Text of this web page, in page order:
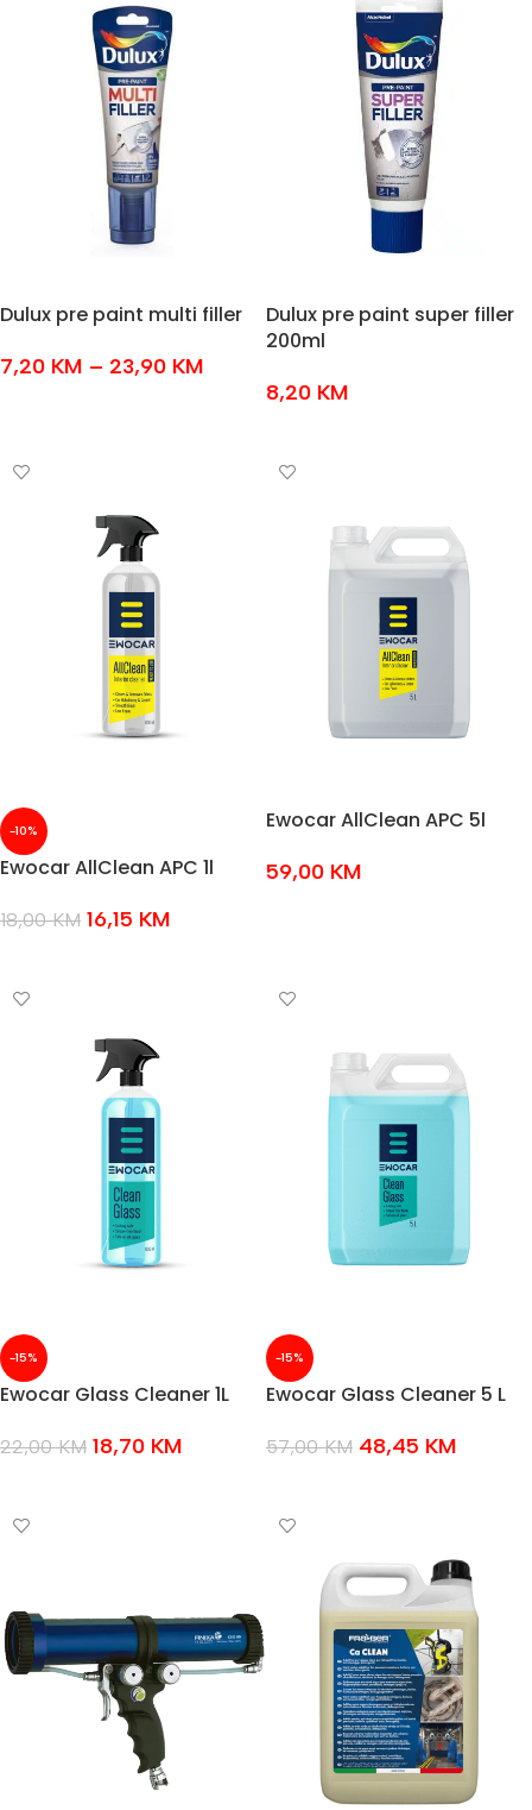
Dulux pre paint multi filler
7,20 KM – 23,90 KM
Dulux pre paint super filler
200ml
8,20 KM
-10%
Ewocar AllClean APC 1l
18,00KM 16,15 KM
Ewocar AllClean APC 5l
59,00 KM
-15%
Ewocar Glass Cleaner 1L
22,00KM 18,70 KM
-15%
Ewocar Glass Cleaner 5 L
57,00KM 48,45 KM